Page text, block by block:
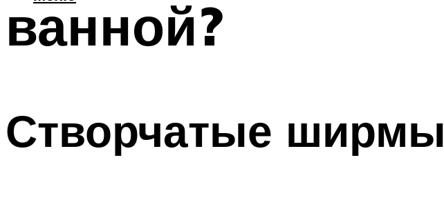
ванной?
Створчатые ширмы